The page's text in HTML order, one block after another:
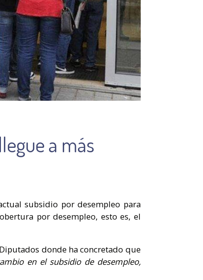
a más
subsidio por desempleo para
por desempleo, esto es, el
donde ha concretado que
en el subsidio de desempleo,